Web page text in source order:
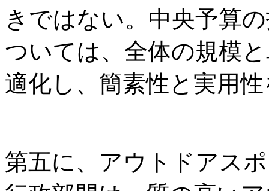
きではない。中央予算
ついては、全体の規模
適化し、簡素性と実用
第五に、アウトドアス